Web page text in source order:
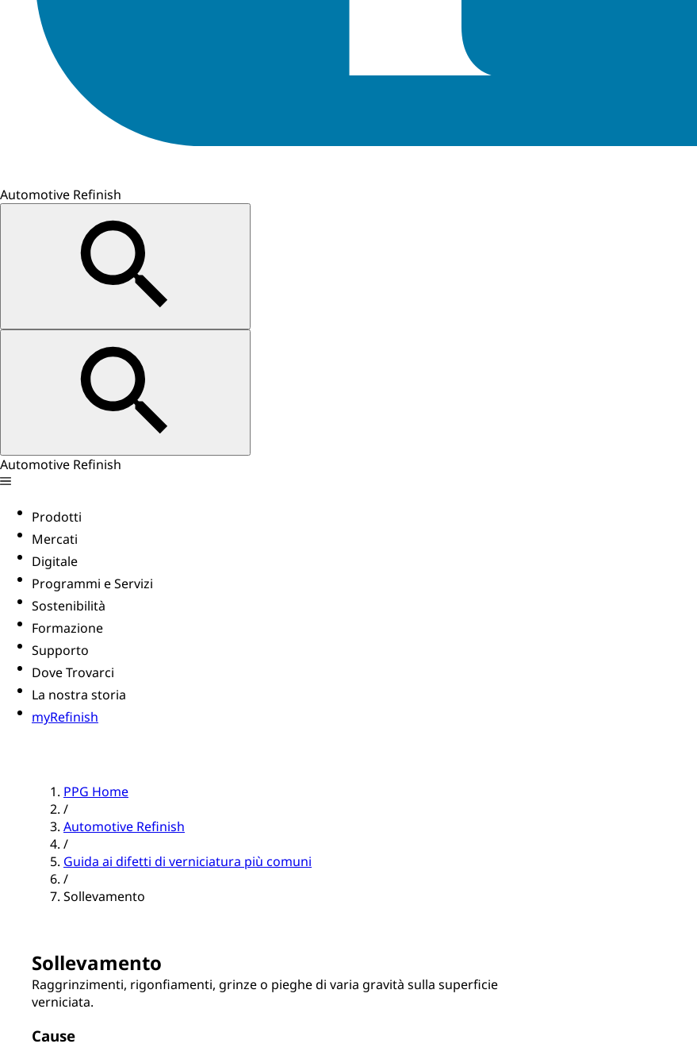
Automotive Refinish
Automotive Refinish
Prodotti
Mercati
Digitale
Programmi e Servizi
Sostenibilità
Formazione
Supporto
Dove Trovarci
La nostra storia
myRefinish
PPG Home
/
Automotive Refinish
/
Guida ai difetti di verniciatura più comuni
/
Sollevamento
Sollevamento
Raggrinzimenti, rigonfiamenti, grinze o pieghe di varia gravità sulla superficie
verniciata.
Cause